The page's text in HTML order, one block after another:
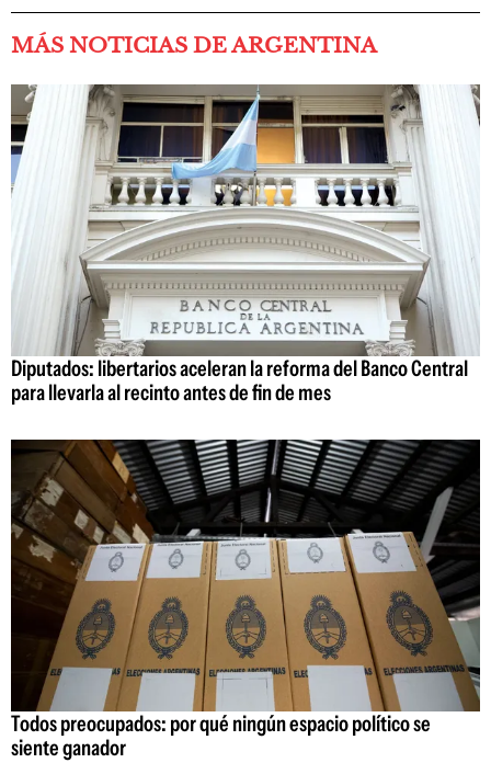
MÁS NOTICIAS DE ARGENTINA
Diputados: libertarios aceleran la reforma del Banco Central
para llevarla al recinto antes de fin de mes
Todos preocupados: por qué ningún espacio político se
siente ganador